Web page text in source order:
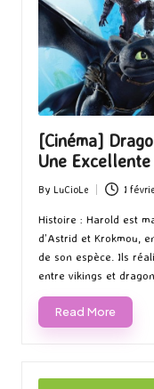
[Cinéma]
Une
Posted
by
By LuCioLe 1
Histoire : Harold est
d’Astrid et Krokmou,
de son espèce. Ils
entre vikings et
Read More